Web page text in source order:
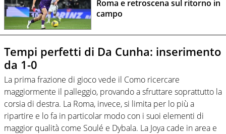
Roma e retroscena sul ritorno in
campo
Tempi perfetti di Da Cunha: inserimento
da 1-0
La prima frazione di gioco vede il Como ricercare
maggiormente il palleggio, provando a sfruttare soprattutto la
corsia di destra. La Roma, invece, si limita per lo più a
ripartire e lo fa in particolar modo con i suoi elementi di
maggior qualità come Soulé e Dybala. La Joya cade in area e